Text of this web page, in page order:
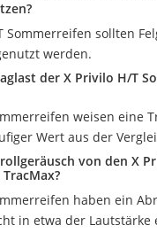
Sommerreifen sollten
werden.
der X Privilo H/T
weisen eine
Wert aus der
von den X
haben ein
in etwa der Lautstärke